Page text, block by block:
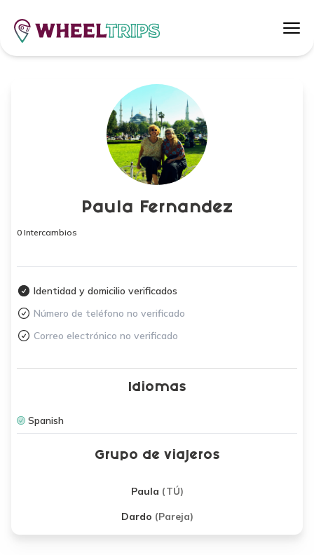
Paula Fernandez
0 Intercambios
Identidad y domicilio verificados
Número de teléfono no verificado
Correo electrónico no verificado
Idiomas
Spanish
Grupo de viajeros
Paula (TÚ)
Dardo (Pareja)